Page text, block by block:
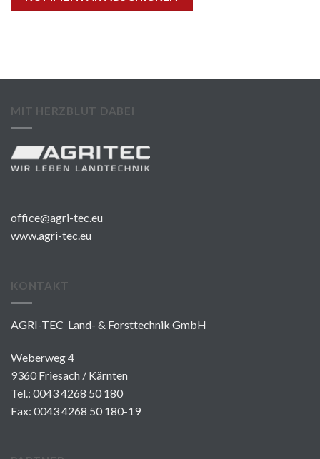
MIT HERZBLUT DABEI
office@agri-tec.eu
www.agri-tec.eu
KONTAKT
AGRI-TEC Land- & Forsttechnik GmbH
Weberweg 4
9360 Friesach / Kärnten
Tel.: 0043 4268 50 180
Fax: 0043 4268 50 180-19